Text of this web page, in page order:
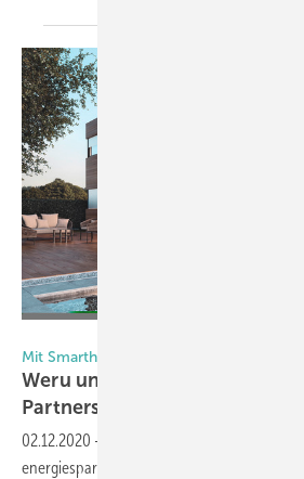
Mit Smarthome bereit für die Zukunft
Weru und Somfy starten
Partnerschaft
02.12.2020 -
energiesparende, umweltfreundliche Fenster